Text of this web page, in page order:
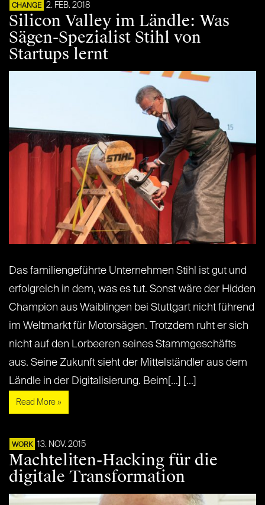
CHANGE 2. FEB. 2018
Silicon Valley im Ländle: Was
Sägen-Spezialist Stihl von
Startups lernt
Das familiengeführte Unternehmen Stihl ist gut und
erfolgreich in dem, was es tut. Sonst wäre der Hidden
Champion aus Waiblingen bei Stuttgart nicht führend
im Weltmarkt für Motorsägen. Trotzdem ruht er sich
nicht auf den Lorbeeren seines Stammgeschäfts
aus. Seine Zukunft sieht der Mittelständler aus dem
Ländle in der Digitalisierung. Beim[...] [...]
Read More »
WORK 13. NOV. 2015
Machteliten-Hacking für die
digitale Transformation